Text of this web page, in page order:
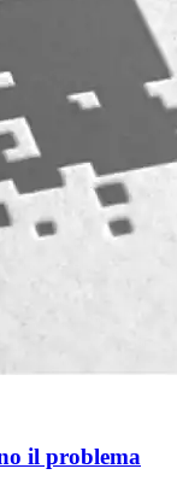
il problema